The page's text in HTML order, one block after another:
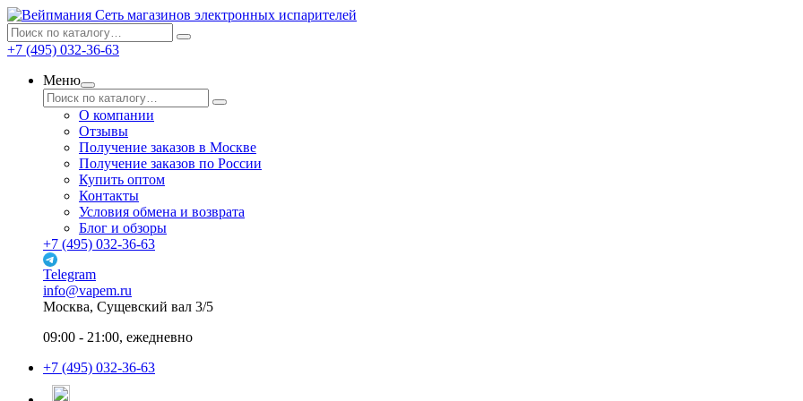
Сеть магазинов электронных испарителей
+7 (495) 032-36-63
Меню
О компании
Отзывы
Получение заказов в Москве
Получение заказов по России
Купить оптом
Контакты
Условия обмена и возврата
Блог и обзоры
+7 (495) 032-36-63
Telegram
info@vapem.ru
Москва, Сущевский вал 3/5
09:00 - 21:00, ежедневно
+7 (495) 032-36-63